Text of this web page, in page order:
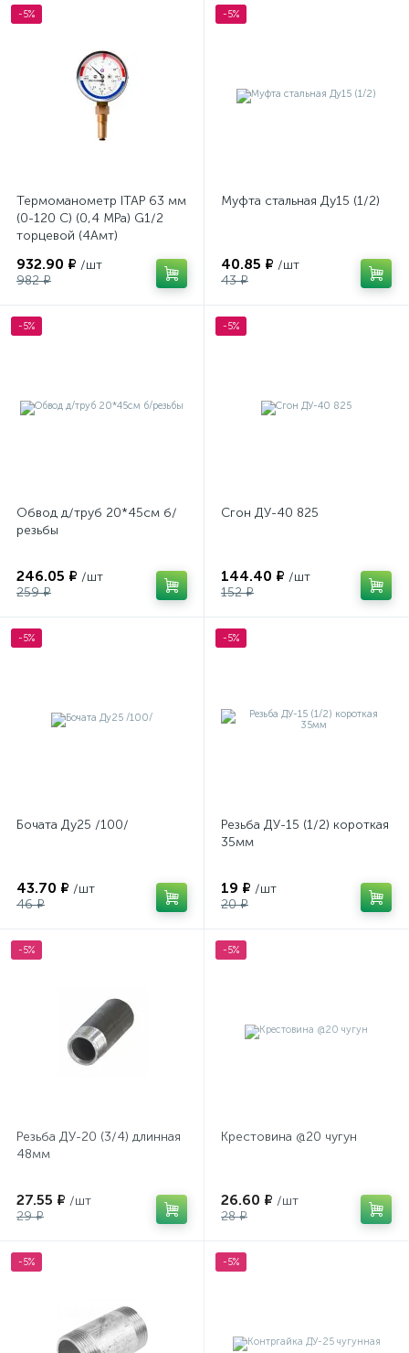
-5%
Термоманометр ITAP 63 мм
(0-120 С) (0,4 МРа) G1/2
торцевой (4Амт)
932.90 ₽ /шт
982 ₽
-5%
Муфта стальная Ду15 (1/2)
40.85 ₽ /шт
43 ₽
-5%
Обвод д/труб 20*45см б/
резьбы
246.05 ₽ /шт
259 ₽
-5%
Сгон ДУ-40 825
144.40 ₽ /шт
152 ₽
-5%
Бочата Ду25 /100/
43.70 ₽ /шт
46 ₽
-5%
Резьба ДУ-15 (1/2) короткая
35мм
19 ₽ /шт
20 ₽
-5%
Резьба ДУ-20 (3/4) длинная
48мм
27.55 ₽ /шт
29 ₽
-5%
Крестовина @20 чугун
26.60 ₽ /шт
28 ₽
-5% -5%